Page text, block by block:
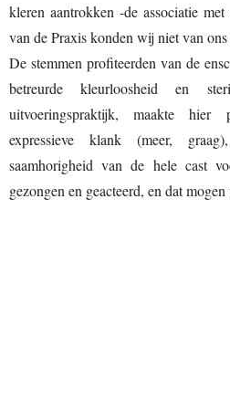
kleren aantrokken -de associatie
van de Praxis konden wij niet van ons
De stemmen profiteerden van de
betreurde kleurloosheid en
uitvoeringspraktijk, maakte hier
expressieve klank (meer,
saamhorigheid van de hele cast
gezongen en geacteerd, en dat